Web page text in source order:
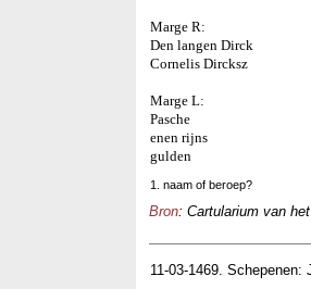
Marge R:
Den langen Dirck
Cornelis Dircksz
Marge L:
Pasche
enen rijns
gulden
1. naam of beroep?
Bron: Cartularium van
11-03-1469. Schepenen: